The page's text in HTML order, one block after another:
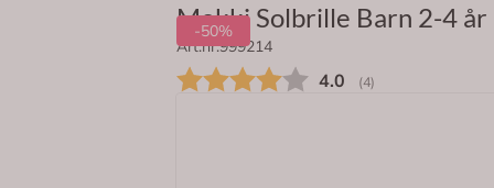
-50%
Mokki Solbrille Barn 2-4 år
Art.nr:999214
4.0 (stemmer:
4)
Komfortable solbriller med 100%
Brillene er designet i Norge og er